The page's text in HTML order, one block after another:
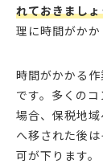
れておきましょ
理に時間がかか
時間がかかる
です。多くの
場合、保税地
へ移された後
可が下ります。